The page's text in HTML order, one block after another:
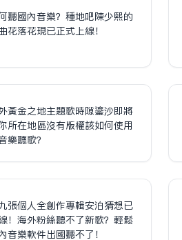
聽國內音樂？種地吧陳少熙的
花落花現已正式上線！
黃金之地主題歌時隙鎏沙即將
所在地區沒有版權該如何使用
樂聽歌？
張個人全創作專輯安泊猜想已
！海外粉絲聽不了新歌？輕鬆
音樂軟件出國聽不了！